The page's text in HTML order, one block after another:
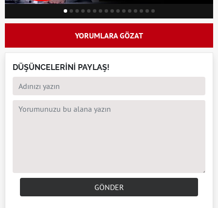
YORUMLARA GÖZAT
DÜŞÜNCELERİNİ PAYLAŞ!
GÖNDER